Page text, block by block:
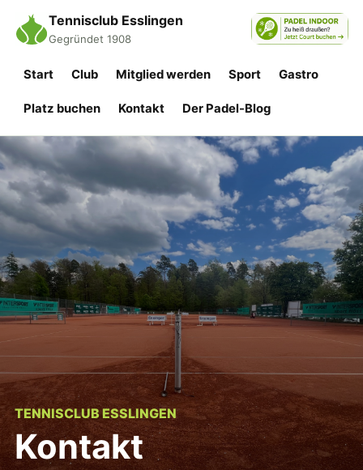
Tennisclub Esslingen
Gegründet 1908
Start Club Mitglied werden Sport Gastro
Platz buchen Kontakt Der Padel-Blog
TENNISCLUB ESSLINGEN
Kontakt